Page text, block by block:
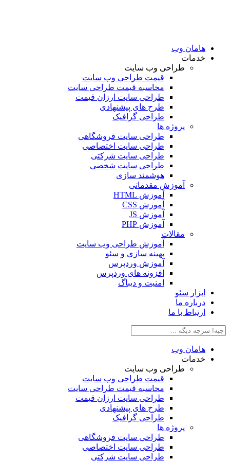
وب
طراحی وب سایت
قیمت طراحی وب سایت
محاسبه قیمت طراحی سایت
طراحی سایت ارزان قیمت
طرح های پیشنهادی
طراحی گرافیک
پروژه ها
طراحی سایت فروشگاهی
طراحی سایت اختصاصی
طراحی سایت شرکتی
طراحی سایت شخصی
هوشمند سازی
آموزش مقدماتی
آموزش HTML
آموزش CSS
آموزش JS
آموزش PHP
مقالات
آموزش طراحی وب سایت
بهینه سازی و سئو
آموزش وردپرس
افزونه های وردپرس
امنیت و دیباگ
سئو
ما
با ما
وب
طراحی وب سایت
قیمت طراحی وب سایت
محاسبه قیمت طراحی سایت
طراحی سایت ارزان قیمت
طرح های پیشنهادی
طراحی گرافیک
پروژه ها
طراحی سایت فروشگاهی
طراحی سایت اختصاصی
طراحی سایت شرکتی